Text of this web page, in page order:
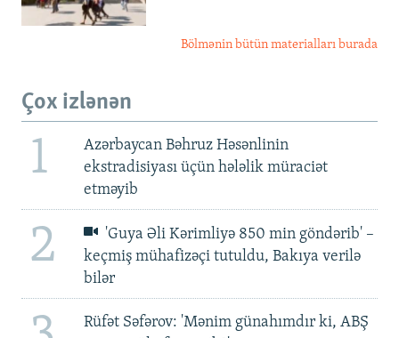
Bölmənin bütün materialları burada
Çox izlənən
1
Azərbaycan Bəhruz Həsənlinin
ekstradisiyası üçün hələlik müraciət
etməyib
2
'Guya Əli Kərimliyə 850 min göndərib' –
keçmiş mühafizəçi tutuldu, Bakıya verilə
bilər
Rüfət Səfərov: 'Mənim günahımdır ki, ABŞ